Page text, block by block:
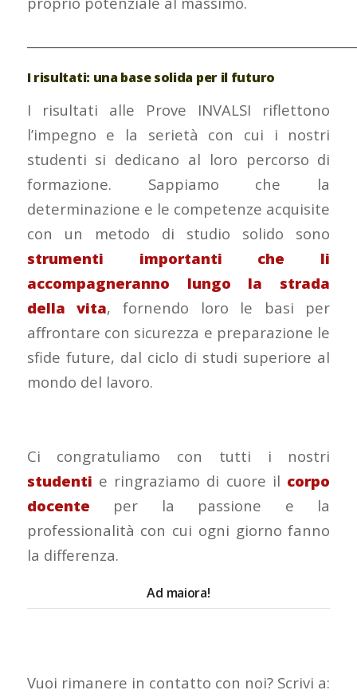
I risultati: una base solida per il futuro
I risultati alle Prove INVALSI riflettono
l’impegno e la serietà con cui i nostri
studenti si dedicano al loro percorso di
formazione. Sappiamo che la
determinazione e le competenze acquisite
con un metodo di studio solido sono
strumenti importanti che li
accompagneranno lungo la strada
della vita, fornendo loro le basi per
affrontare con sicurezza e preparazione le
sfide future, dal ciclo di studi superiore al
mondo del lavoro.
Ci congratuliamo con tutti i nostri
studenti e ringraziamo di cuore il corpo
docente per la passione e la
professionalità con cui ogni giorno fanno
la differenza.
Ad maiora!
Vuoi rimanere in contatto con noi? Scrivi a: